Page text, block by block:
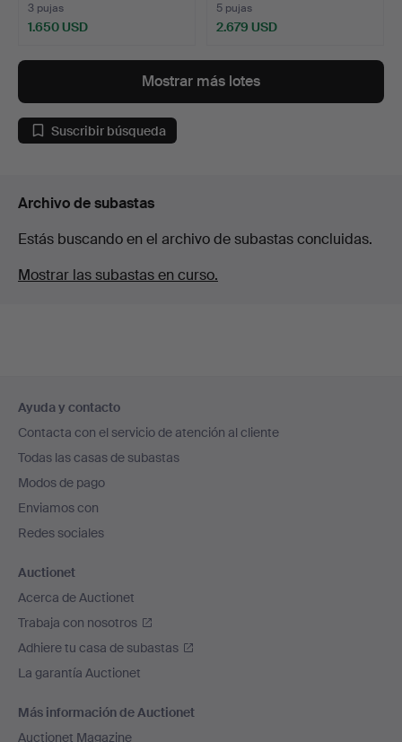
3 pujas
1.650 USD
5 pujas
2.679 USD
Mostrar más lotes
Suscribir búsqueda
Archivo de subastas
Estás buscando en el archivo de subastas concluidas.
Mostrar las subastas en curso.
en
el
pie
de
página
Ayuda y contacto
Contacta con el servicio de atención al cliente
Todas las casas de subastas
Modos de pago
Enviamos con
Redes sociales
Auctionet
Acerca de Auctionet
Trabaja con nosotros
Adhiere tu casa de subastas
La garantía Auctionet
Más información de Auctionet
Auctionet Magazine